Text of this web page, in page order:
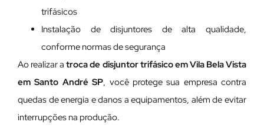
trifásicos
Instalação de disjuntores de alta qualidade,
conforme normas de segurança
Ao realizar atroca de disjuntor trifásico em Vila Bela Vista
em Santo André SP, você protege sua empresa contra
quedas de energia e danos a equipamentos, além de evitar
interrupções na produção.